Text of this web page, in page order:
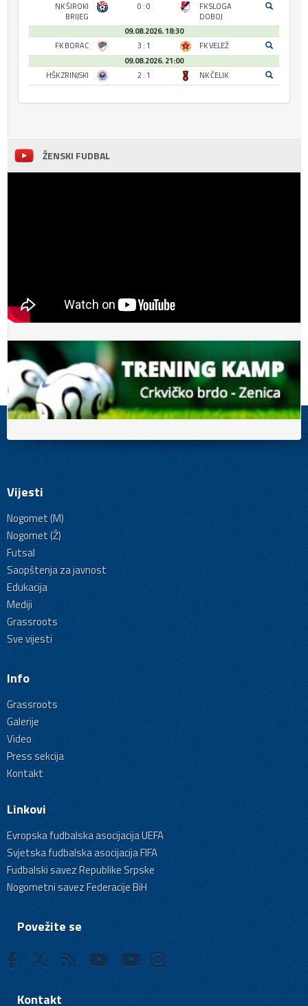
NK ŠIROKI
BRIJEG
0 : 0
FK SLOGA
DOBOJ
09.08.2026. 18:30
FK BORAC
3 : 1
FK VELEŽ
09.08.2026. 21:00
HŠK ZRINJSKI
2 : 1 NK ČELIK
ŽENSKI FUDBAL
Vijesti
Nogomet (M)
Nogomet (Ž)
Futsal
Saopštenja za javnost
Edukacija
Mediji
Grassroots
Sve vijesti
Info
Grassroots
Galerije
Video
Press sekcija
Kontakt
Linkovi
Evropska fudbalska asocijacija UEFA
Svjetska fudbalska asocijacija FIFA
Fudbalski savez Republike Srpske
Nogometni savez Federacije BiH
Povežite se
Kontakt